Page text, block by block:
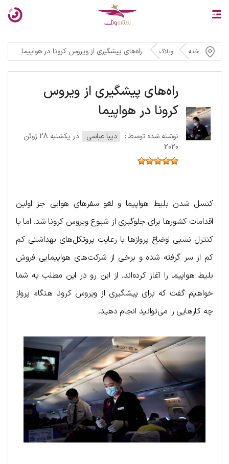
خانه وبلاگ راه‌های پیشگیری از ویروس کرونا در هواپیما
راه‌های پیشگیری از ویروس
کرونا در هواپیما
نوشته شده توسط : دیبا عباسی
در یکشنبه 28 ژوئن
2020
کنسل شدن بلیط هواپیما و لغو سفرهای هوایی جز اولین
اقدامات کشورها برای جلوگیری از شیوع ویروس کرونا شد. اما با
کنترل نسبی اوضاع پروازها با رعایت پروتکل‌های بهداشتی کم
کم از سر گرفته شده و برخی از شرکت‌های هواپیمایی فروش
بلیط هواپیما را آغاز کرده‌اند. از این رو در این مطلب به شما
خواهیم گفت که برای پیشگیری از ویروس کرونا هنگام پرواز
چه کارهایی را می‌توانید انجام دهید.